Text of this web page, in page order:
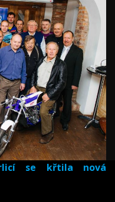
se křtila nová